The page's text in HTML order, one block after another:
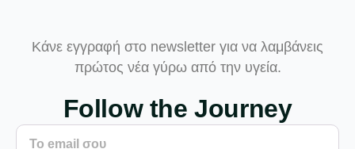
Κάνε εγγραφή στο newsletter για να λαμβάνεις
πρώτος νέα γύρω από την υγεία.
Follow the Journey